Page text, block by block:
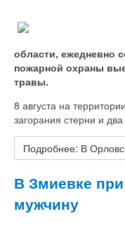
области, ежедневно
пожарной охраны
травы.
8 августа на
загорания стерни и
Подробнее: В
В Змиевке
мужчину